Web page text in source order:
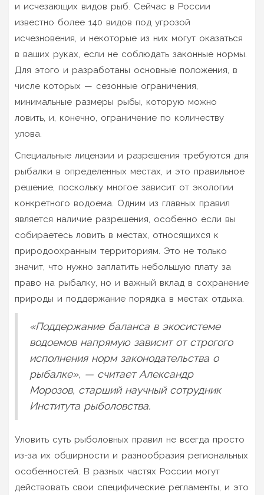
и исчезающих видов рыб. Сейчас в России
известно более 140 видов под угрозой
исчезновения, и некоторые из них могут оказаться
в ваших руках, если не соблюдать законные нормы.
Для этого и разработаны основные положения, в
числе которых — сезонные ограничения,
минимальные размеры рыбы, которую можно
ловить, и, конечно, ограничение по количеству
улова.
Специальные лицензии и разрешения требуются для
рыбалки в определенных местах, и это правильное
решение, поскольку многое зависит от экологии
конкретного водоема. Одним из главных правил
является наличие разрешения, особенно если вы
собираетесь ловить в местах, относящихся к
природоохранным территориям. Это не только
значит, что нужно заплатить небольшую плату за
право на рыбалку, но и важный вклад в сохранение
природы и поддержание порядка в местах отдыха.
«Поддержание баланса в экосистеме
водоемов напрямую зависит от строгого
исполнения норм законодательства о
рыбалке», — считает Александр
Морозов, старший научный сотрудник
Института рыболовства.
Уловить суть рыболовных правил не всегда просто
из-за их обширности и разнообразия региональных
особенностей. В разных частях России могут
действовать свои специфические регламенты, и это